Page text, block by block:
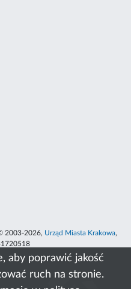
aby poprawić jakość
ruch na stronie.
2003-2026, Urząd Miasta Krakowa,